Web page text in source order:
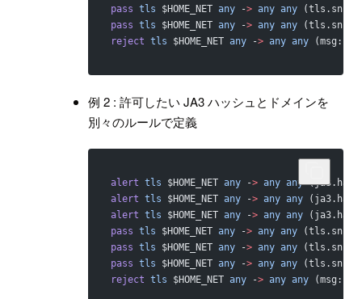
pass tls $HOME_NET any -> any any (tls.sni;
pass tls $HOME_NET any -> any any (tls.sni;
reject tls $HOME_NET any -> any any (msg:
例 2 : 許可したい JA3 ハッシュとドメインを
別々のルールで定義
alert tls $HOME_NET any -> any any
alert tls $HOME_NET any -> any any
alert tls $HOME_NET any -> any any
pass tls $HOME_NET any -> any any (tls.sni;
pass tls $HOME_NET any -> any any (tls.sni;
pass tls $HOME_NET any -> any any (tls.sni;
reject tls $HOME_NET any -> any any (msg: